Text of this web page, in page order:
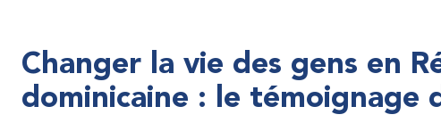
Changer la vie des gens en
dominicaine : le témoignage